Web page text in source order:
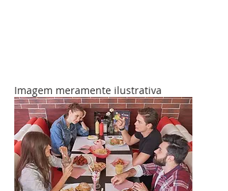
Imagem meramente ilustrativa